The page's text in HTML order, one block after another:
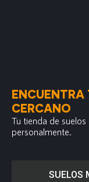
CERCANO
Tu tienda de
personalmente.